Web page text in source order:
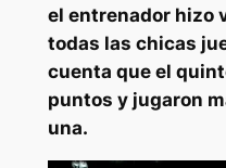
el entrenador hizo
todas las chicas
cuenta que el
puntos y jugaron
una.